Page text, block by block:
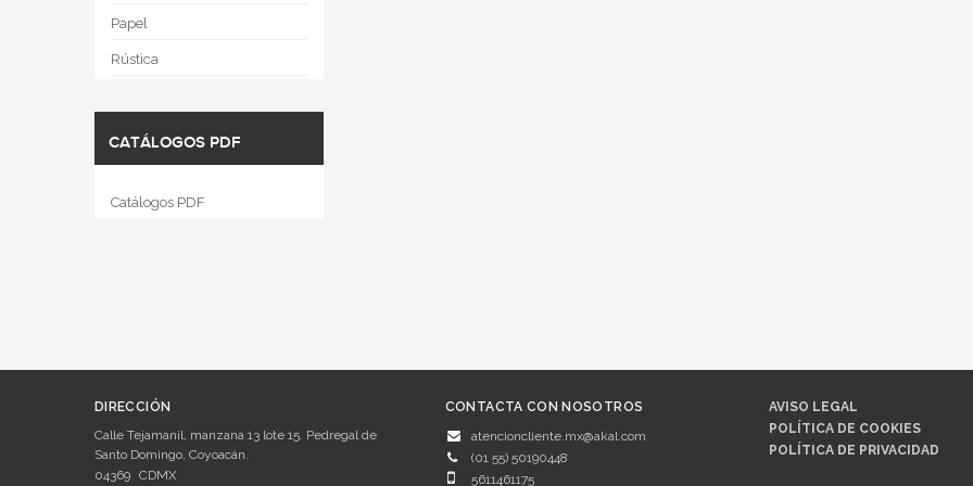
Papel
Rústica
CATÁLOGOS PDF
Catálogos PDF
DIRECCIÓN
Calle Tejamanil, manzana 13 lote 15. Pedregal de
Santo Domingo, Coyoacán.
04369 CDMX
CONTACTA CON NOSOTROS
atencioncliente.mx@akal.com
(01 55) 50190448
5611461175
AVISO LEGAL
POLÍTICA DE COOKIES
POLÍTICA DE PRIVACIDAD